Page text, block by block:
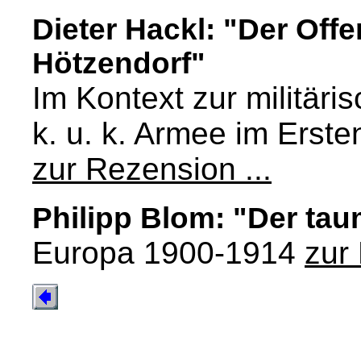
Dieter Hackl: "Der
Hötzendorf"
Im Kontext zur
k. u. k. Armee im
zur Rezension ...
Philipp Blom: "Der
Europa 1900-1914 zur